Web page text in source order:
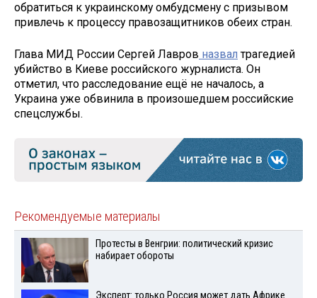
обратиться к украинскому омбудсмену с призывом
привлечь к процессу правозащитников обеих стран.
Глава МИД России Сергей Лавров назвал трагедией
убийство в Киеве российского журналиста. Он
отметил, что расследование ещё не началось, а
Украина уже обвинила в произошедшем российские
спецслужбы.
Рекомендуемые материалы
Протесты в Венгрии: политический кризис
набирает обороты
Эксперт: только Россия может дать Африке